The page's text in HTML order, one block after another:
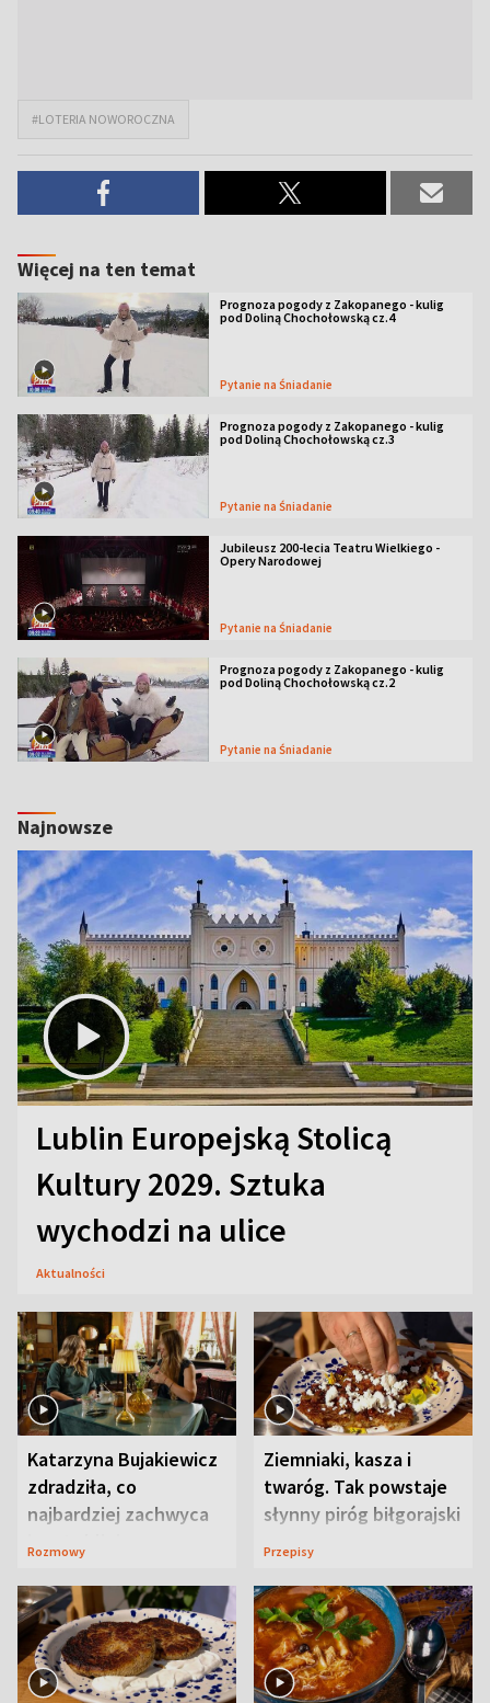
#LOTERIA NOWOROCZNA
Więcej na ten temat
Prognoza pogody z Zakopanego - kulig
pod Doliną Chochołowską cz.4
Pytanie na Śniadanie
Prognoza pogody z Zakopanego - kulig
pod Doliną Chochołowską cz.3
Pytanie na Śniadanie
Jubileusz 200-lecia Teatru Wielkiego -
Opery Narodowej
Pytanie na Śniadanie
Prognoza pogody z Zakopanego - kulig
pod Doliną Chochołowską cz.2
Pytanie na Śniadanie
Najnowsze
Lublin Europejską Stolicą
Kultury 2029. Sztuka
wychodzi na ulice
Aktualności
Katarzyna Bujakiewicz
zdradziła, co
najbardziej zachwyca
ją w Lublinie
Rozmowy
Ziemniaki, kasza i
twaróg. Tak powstaje
słynny piróg biłgorajski
Przepisy